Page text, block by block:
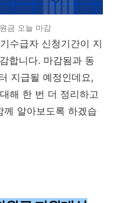
금 오늘 마감
수급자 신청기간이 지
합니다. 마감됨과 동
지급될 예정인데요,
해 한 번 더 정리하고
알아보도록 하겠습